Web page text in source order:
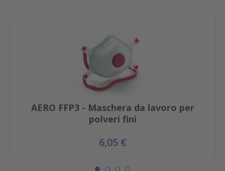
AERO FFP3 - Maschera da lavoro per
polveri fini
6,05 €